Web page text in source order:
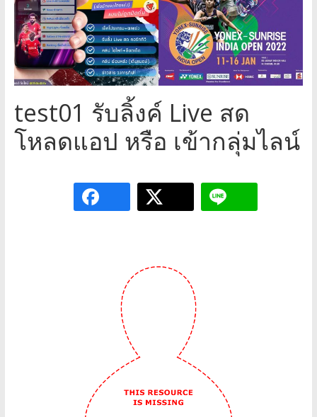
a
game,
It’s
my
life
test01 รับลิ้งค์ Live สด
โหลดแอป หรือ เข้ากลุ่มไลน์